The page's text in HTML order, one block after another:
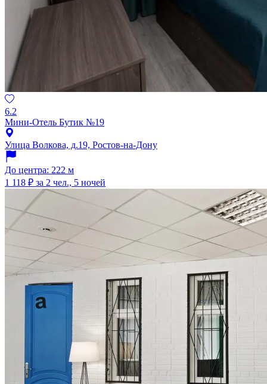
6.2
Мини-Отель Бутик №19
Улица Волкова, д.19, Ростов-на-Дону
До центра: 222 м
1 118 ₽ за 2 чел., 5 ночей